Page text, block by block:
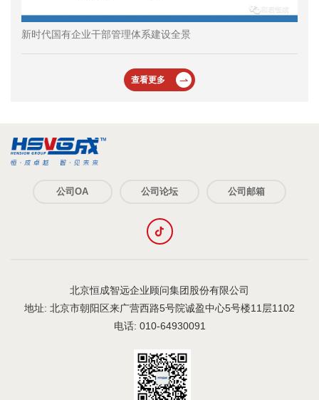
新时代国有企业干部管理体系建设全景
查看更多
公司OA 公司论坛 公司邮箱
北京恒成智远企业顾问集团股份有限公司
地址: 北京市朝阳区来广营西路5号院诚盈中心5号楼11层1102
电话: 010-64930091